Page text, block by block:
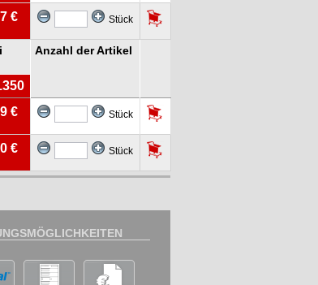
€ Stück
Anzahl der Artikel
€ Stück
€ Stück